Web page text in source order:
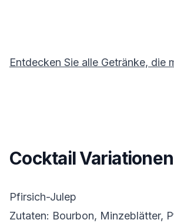
Entdecken Sie alle Getränke, die
Cocktail Variationen
Pfirsich-Julep
Zutaten: Bourbon, Minzeblätter,